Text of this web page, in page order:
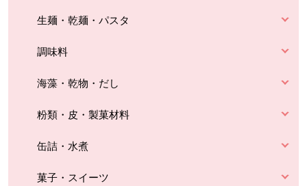
生麺・乾麺・パスタ
調味料
海藻・乾物・だし
粉類・皮・製菓材料
缶詰・水煮
菓子・スイーツ